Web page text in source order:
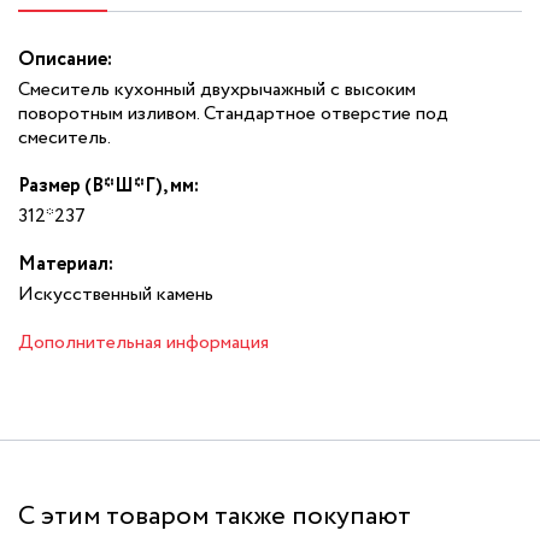
Описание:
Смеситель кухонный двухрычажный с высоким
поворотным изливом. Стандартное отверстие под
смеситель.
Размер (В*Ш*Г), мм:
312*237
Материал:
Искусственный камень
Дополнительная информация
С этим товаром также покупают